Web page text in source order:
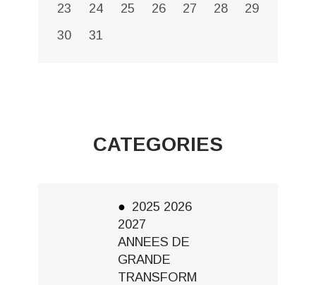
23
24 25 26 27 28
29
30
31
CATEGORIES
2025 2026
2027
ANNEES DE
GRANDE
TRANSFORM